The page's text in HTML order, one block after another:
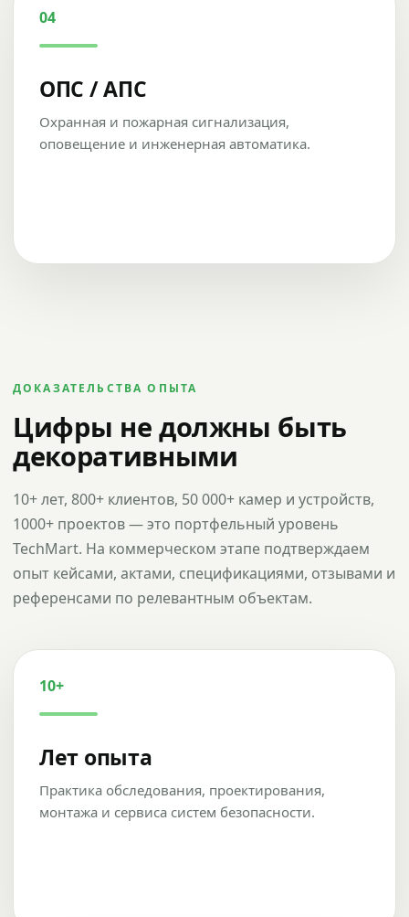
04
ОПС / АПС
Охранная и пожарная сигнализация,
оповещение и инженерная автоматика.
ДОКАЗАТЕЛЬСТВА ОПЫТА
Цифры не должны быть
декоративными
10+ лет, 800+ клиентов, 50 000+ камер и устройств,
1000+ проектов — это портфельный уровень
TechMart. На коммерческом этапе подтверждаем
опыт кейсами, актами, спецификациями, отзывами и
референсами по релевантным объектам.
10+
Лет опыта
Практика обследования, проектирования,
монтажа и сервиса систем безопасности.